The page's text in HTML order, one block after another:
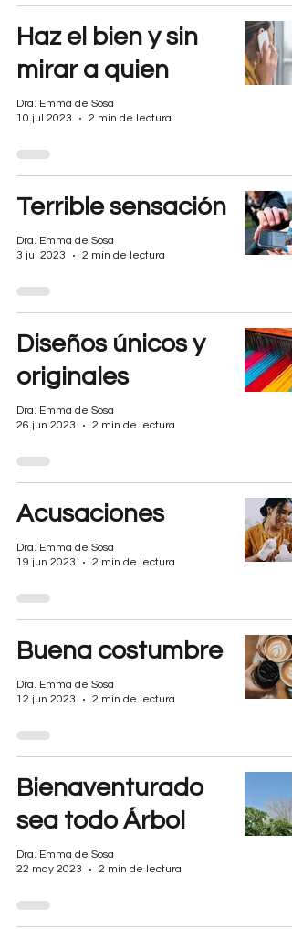
Haz el bien y sin
mirar a quien
Dra. Emma de Sosa
10 jul 2023
2 min de lectura
Terrible sensación
Dra. Emma de Sosa
3 jul 2023
2 min de lectura
Diseños únicos y
originales
Dra. Emma de Sosa
26 jun 2023
2 min de lectura
Acusaciones
Dra. Emma de Sosa
19 jun 2023
2 min de lectura
Buena costumbre
Dra. Emma de Sosa
12 jun 2023
2 min de lectura
Bienaventurado
sea todo Árbol
Dra. Emma de Sosa
22 may 2023
2 min de lectura